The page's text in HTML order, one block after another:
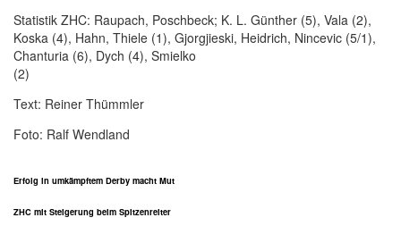
Statistik ZHC: Raupach, Poschbeck; K. L. Günther (5), Vala (2),
Koska (4), Hahn, Thiele (1), Gjorgjieski, Heidrich, Nincevic (5/1),
Chanturia (6), Dych (4), Smielko
(2)
Text: Reiner Thümmler
Foto: Ralf Wendland
Erfolg in umkämpftem Derby macht Mut
ZHC mit Steigerung beim Spitzenreiter